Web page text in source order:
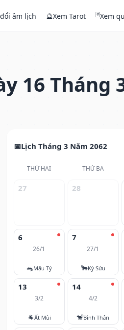
âm lịch 🔮Xem Tarot 🃏Xem
16 Tháng
Lịch Tháng 3 Năm 2062
THỨ HAI THỨ BA
27 28
6
26/1
🐀Mậu Tý
7
27/1
🐂Kỷ Sửu
13
3/2
🐐Ất Mùi
14
4/2
🐒Bính Thân